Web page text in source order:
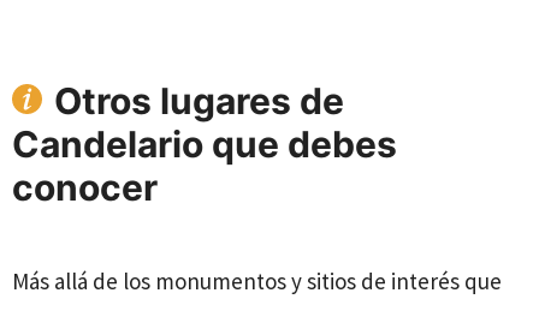
Otros lugares de
Candelario que debes
conocer
Más allá de los monumentos y sitios de interés que